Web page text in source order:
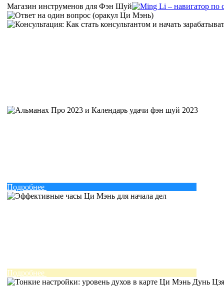
Магазин инструменов для Фэн Шуй
Подробнее
Подробнее